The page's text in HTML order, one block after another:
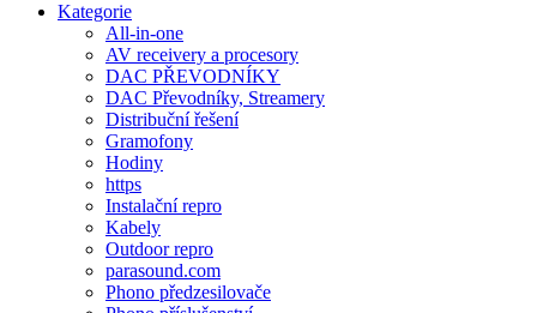
Kategorie
All-in-one
AV receivery a procesory
DAC PŘEVODNÍKY
DAC Převodníky, Streamery
Distribuční řešení
Gramofony
Hodiny
https
Instalační repro
Kabely
Outdoor repro
parasound.com
Phono předzesilovače